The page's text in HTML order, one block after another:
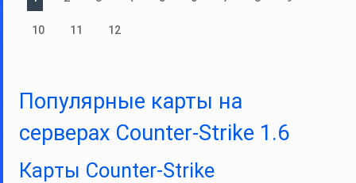
10 11 12
Популярные карты на
серверах Counter-Strike 1.6
Карты Counter‑Strike